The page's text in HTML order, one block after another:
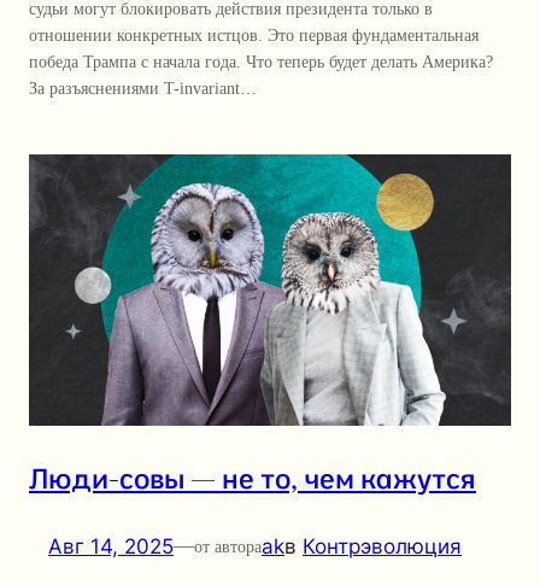
судьи могут блокировать действия президента только в
отношении конкретных истцов. Это первая фундаментальная
победа Трампа с начала года. Что теперь будет делать Америка?
За разъяснениями T-invariant…
Люди-совы — не то, чем кажутся
Авг 14, 2025—от автораakв Контрэволюция